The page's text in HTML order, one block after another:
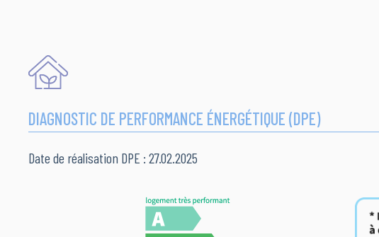
DIAGNOSTIC DE PERFORMANCE ÉNERGÉTIQUE (DPE)
Date de réalisation DPE : 27.02.2025